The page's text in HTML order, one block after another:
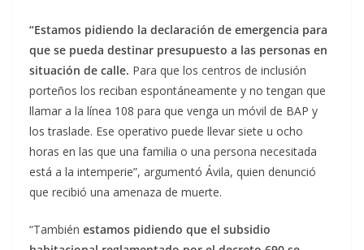
“Estamos pidiendo la declaración de emergencia para
que se pueda destinar presupuesto a las personas en
situación de calle. Para que los centros de inclusión
porteños los reciban espontáneamente y no tengan que
llamar a la línea 108 para que venga un móvil de BAP y
los traslade. Ese operativo puede llevar siete u ocho
horas en las que una familia o una persona necesitada
está a la intemperie”, argumentó Ávila, quien denunció
que recibió una amenaza de muerte.
“También estamos pidiendo que el subsidio